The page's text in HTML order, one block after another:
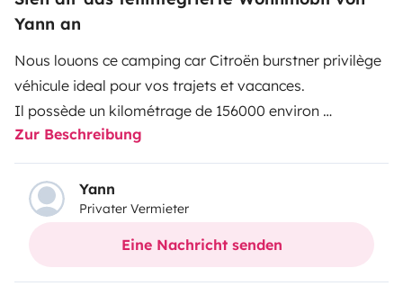
Yann an
Nous louons ce camping car Citroën burstner privilège
véhicule ideal pour vos trajets et vacances.
Il possède un kilométrage de 156000 environ
Avec un moteur diesel sa consommation est de
9l/100km.
Sa longueur 7.2m, sa hauteur 2. 8m, sa largeur 2.2m
permet d'accueillir confortablement 4 personnes avec
4 ceintures de sécurité.
Zur Beschreibung
Yann
Privater Vermieter
Eine Nachricht senden